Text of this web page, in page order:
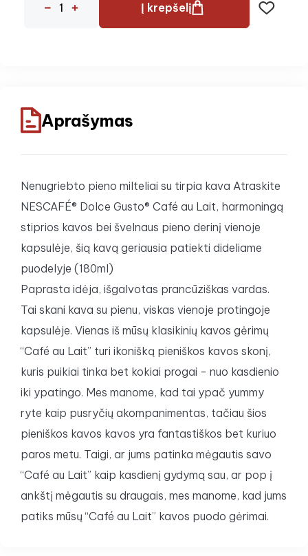
Į krepšelį
Aprašymas
Nenugriebto pieno milteliai su tirpia kava Atraskite
NESCAFÉ® Dolce Gusto® Café au Lait, harmoningą
stiprios kavos bei švelnaus pieno derinį vienoje
kapsulėje, šią kavą geriausia patiekti dideliame
puodelyje (180ml)
Paprasta idėja, išgalvotas prancūziškas vardas.
Tai skani kava su pienu, viskas vienoje protingoje
kapsulėje. Vienas iš mūsų klasikinių kavos gėrimų
“Café au Lait” turi ikonišką pieniškos kavos skonį,
kuris puikiai tinka bet kokiai progai - nuo kasdienio
iki ypatingo. Mes manome, kad tai ypač yummy
ryte kaip pusryčių akompanimentas, tačiau šios
pieniškos kavos kavos yra fantastiškos bet kuriuo
paros metu. Taigi, ar jums patinka mėgautis savo
“Café au Lait” kaip kasdienį gydymą sau, ar pop į
ankštį mėgautis su draugais, mes manome, kad jums
patiks mūsų “Café au Lait” kavos puodo gėrimai.